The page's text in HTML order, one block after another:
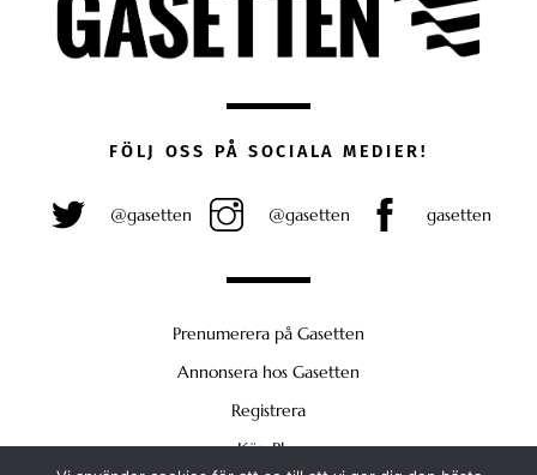
FÖLJ OSS PÅ SOCIALA MEDIER!
@gasetten @gasetten gasetten
Prenumerera på Gasetten
Annonsera hos Gasetten
Registrera
Köp Plus